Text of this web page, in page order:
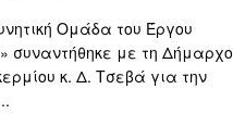
Ομάδα του Έργου
συναντήθηκε με τη Δήμαρχο
κ. Δ. Τσεβά για την